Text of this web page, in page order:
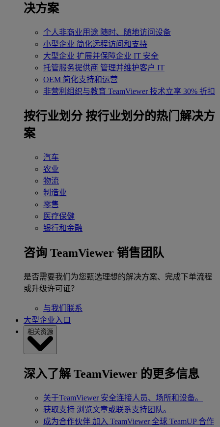
决方案
个人非商业用途 随时、随地访问设备
小型企业 简化远程访问和支持
大型企业 扩展并保障企业 IT 安全
托管服务提供商 管理并维护客户 IT
OEM 简化支持和运营
非营利组织与教育 TeamViewer 技术立享 30% 折扣
‌按行业划分 按行业划分的热门解决方
案
汽车
农业
物流
制造业
零售
医疗保健
银行和金融
咨询 TeamViewer 销售团队
是否需要我们为您甄选理想的解决方案、完成下单流程
或升级许可证？
与我们联系
大型企业入口
相关资源
深入了解 TeamViewer 的更多信息
关于TeamViewer 安全连接人员、场所和设备。
获取支持 浏览文章或联系支持团队。
成为合作伙伴 加入 TeamViewer 全球 TeamUP 合作